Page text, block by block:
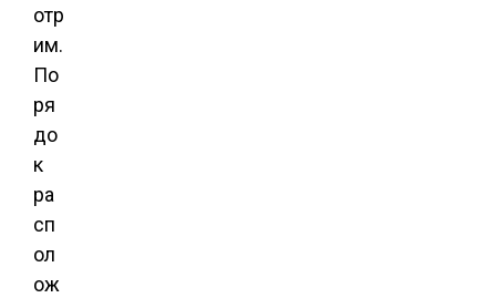
отр
им.
По
ря
до
к
ра
сп
ол
ож